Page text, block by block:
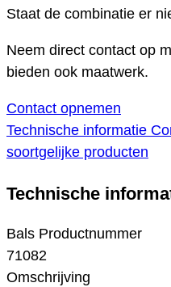
Staat de combinatie er
Neem direct contact op
bieden ook maatwerk.
Contact opnemen
Technische informatie
soortgelijke producten
Technische
Bals Productnummer
71082
Omschrijving